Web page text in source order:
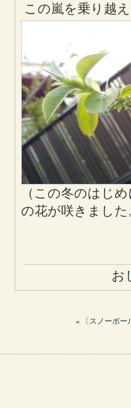
この嵐を乗り越
（この冬のはじ
の花が咲きました
お
« 〔スノーボ